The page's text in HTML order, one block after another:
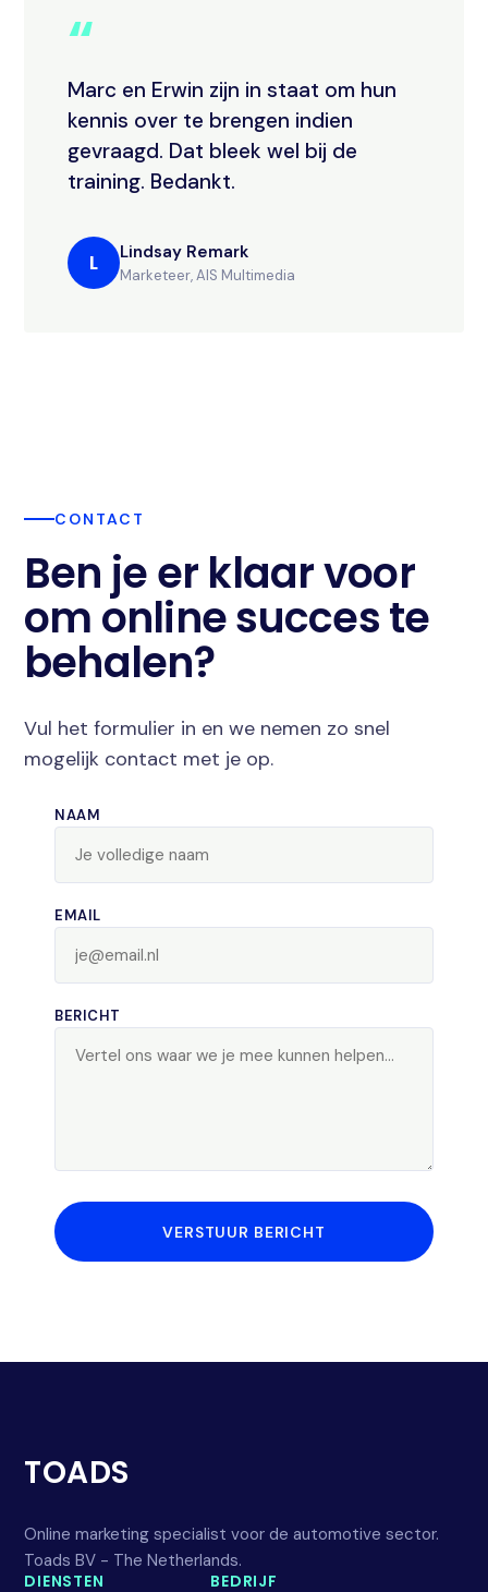
“
Marc en Erwin zijn in staat om hun
kennis over te brengen indien
gevraagd. Dat bleek wel bij de
training. Bedankt.
L Lindsay Remark
Marketeer, AIS Multimedia
CONTACT
Ben je er klaar voor
om online succes te
behalen?
Vul het formulier in en we nemen zo snel
mogelijk contact met je op.
NAAM
EMAIL
BERICHT
VERSTUUR BERICHT
TOADS
Online marketing specialist voor de automotive sector.
Toads BV - The Netherlands.
DIENSTEN
BEDRIJF